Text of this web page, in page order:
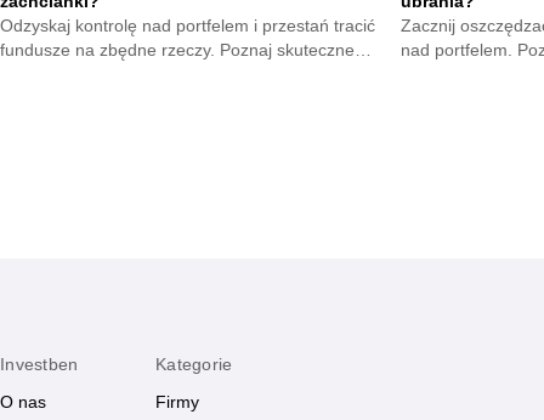
Odzyskaj kontrolę nad portfelem i przestań tracić
fundusze na zbędne rzeczy. Poznaj skuteczne
Zacznij
nad portfelem.
Investben
O nas
Kategorie
Firmy